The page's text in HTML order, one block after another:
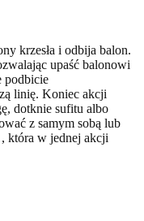
krzesła i odbija balon.
upaść balonowi
podbicie
linię. Koniec akcji
dotknie sufitu albo
z samym sobą lub
która w jednej akcji